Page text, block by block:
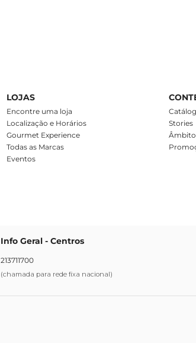
LOJAS
Encontre uma loja
Localização e Horários
Gourmet Experience
Todas as Marcas
Eventos
Stories
Info Geral - Centros
213711700
(chamada para rede fixa nacional)